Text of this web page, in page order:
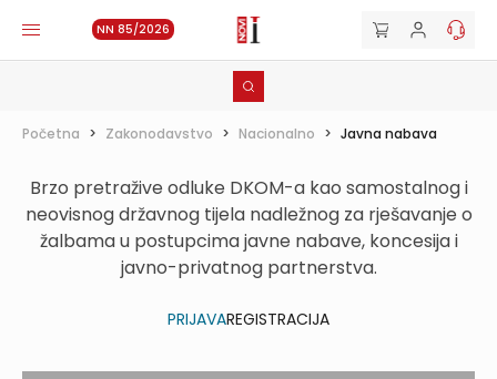
NN 85/2026
Početna > Zakonodavstvo > Nacionalno > Javna nabava
Brzo pretražive odluke DKOM-a kao samostalnog i
neovisnog državnog tijela nadležnog za rješavanje o
žalbama u postupcima javne nabave, koncesija i
javno-privatnog partnerstva.
PRIJAVAREGISTRACIJA